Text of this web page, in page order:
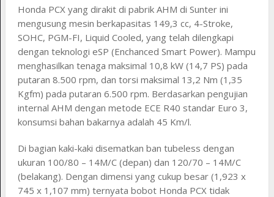
Honda PCX yang dirakit di pabrik AHM di Sunter ini
mengusung mesin berkapasitas 149,3 cc, 4-Stroke,
SOHC, PGM-FI, Liquid Cooled, yang telah dilengkapi
dengan teknologi eSP (Enchanced Smart Power). Mampu
menghasilkan tenaga maksimal 10,8 kW (14,7 PS) pada
putaran 8.500 rpm, dan torsi maksimal 13,2 Nm (1,35
Kgfm) pada putaran 6.500 rpm. Berdasarkan pengujian
internal AHM dengan metode ECE R40 standar Euro 3,
konsumsi bahan bakarnya adalah 45 Km/l.
Di bagian kaki-kaki disematkan ban tubeless dengan
ukuran 100/80 – 14M/C (depan) dan 120/70 – 14M/C
(belakang). Dengan dimensi yang cukup besar (1,923 x
745 x 1,107 mm) ternyata bobot Honda PCX tidak